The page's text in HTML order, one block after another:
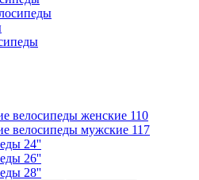
велосипеды женские 110
велосипеды мужские 117
24''
26''
28''